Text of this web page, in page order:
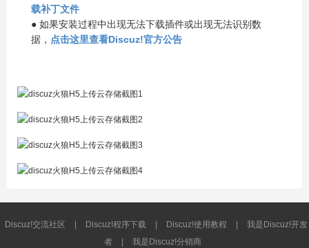
载补丁文件
● 如果安装过程中出现无法下载插件或出现无法识别数
据， 点击这里查看Discuz!官方公告
Discuz!交流社区 Discuz!程序下载 Discuz!使用教程
我是Discuz!开发
者
我是Discuz!分销商